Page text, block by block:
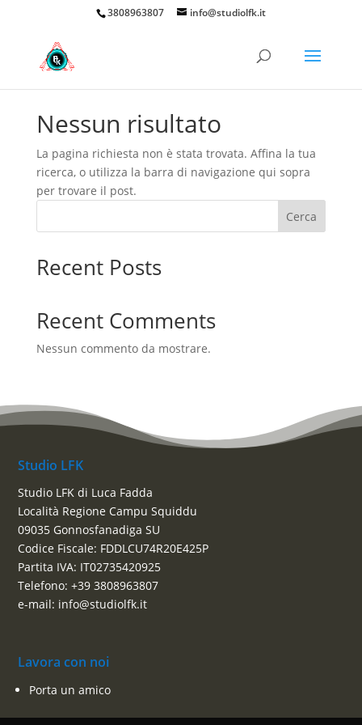
3808963807 info@studiolfk.it
Nessun risultato
La pagina richiesta non è stata trovata. Affina la tua
ricerca, o utilizza la barra di navigazione qui sopra
per trovare il post.
Cerca
Recent Posts
Recent Comments
Nessun commento da mostrare.
Studio LFK
Studio LFK di Luca Fadda
Località Regione Campu Squiddu
09035 Gonnosfanadiga SU
Codice Fiscale: FDDLCU74R20E425P
Partita IVA: IT02735420925
Telefono: +39 3808963807
e-mail: info@studiolfk.it
Lavora con noi
Porta un amico